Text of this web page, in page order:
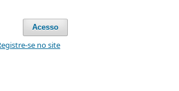
Acesso
se no site